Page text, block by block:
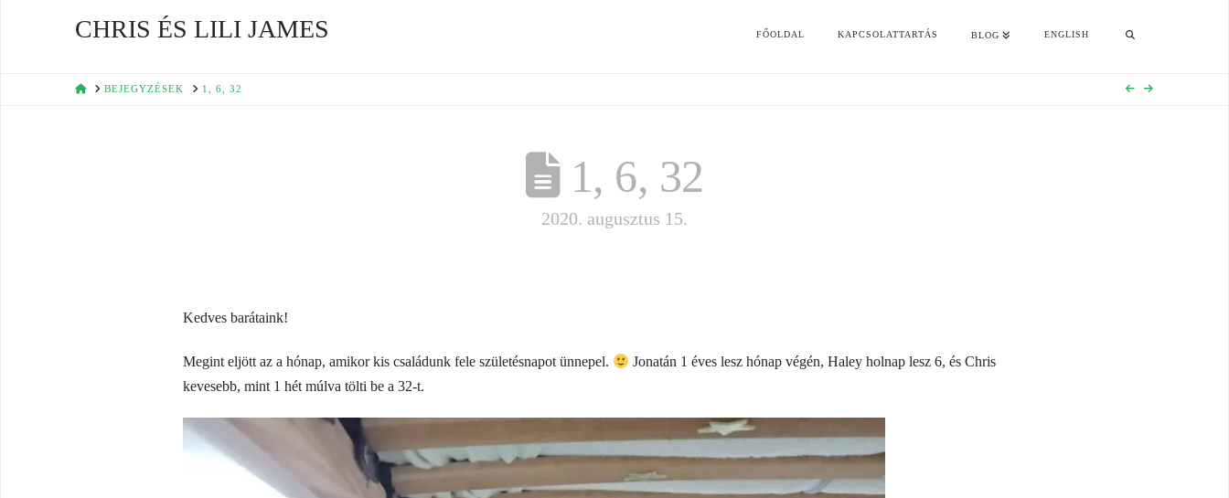
CHRIS ÉS LILI JAMES FŐOLDAL KAPCSOLATTARTÁS BLOG ENGLISH
HOMEBEJEGYZÉSEK 1, 6, 32
1, 6, 32
2020. augusztus 15.
Kedves barátaink!
Megint eljött az a hónap, amikor kis családunk fele születésnapot ünnepel.
Jonatán 1 éves lesz hónap végén, Haley holnap lesz 6, és Chris
kevesebb, mint 1 hét múlva tölti be a 32-t.